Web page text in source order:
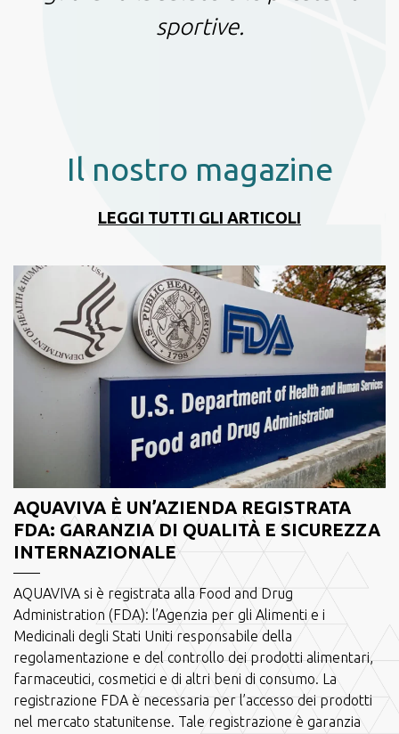
sportive.
Il nostro magazine
LEGGI TUTTI GLI ARTICOLI
AQUAVIVA È UN’AZIENDA REGISTRATA
FDA: GARANZIA DI QUALITÀ E SICUREZZA
INTERNAZIONALE
AQUAVIVA si è registrata alla Food and Drug
Administration (FDA): l’Agenzia per gli Alimenti e i
Medicinali degli Stati Uniti responsabile della
regolamentazione e del controllo dei prodotti alimentari,
farmaceutici, cosmetici e di altri beni di consumo. La
registrazione FDA è necessaria per l’accesso dei prodotti
nel mercato statunitense. Tale registrazione è garanzia